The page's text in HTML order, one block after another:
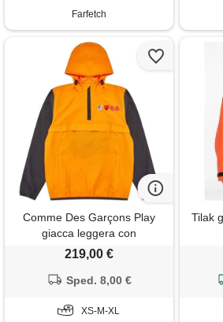
Farfetch
Comme Des Garçons Play
giacca leggera con
applicazione heart x k-way -
219,00 €
Sped. 8,00 €
XS-M-XL
Tilak